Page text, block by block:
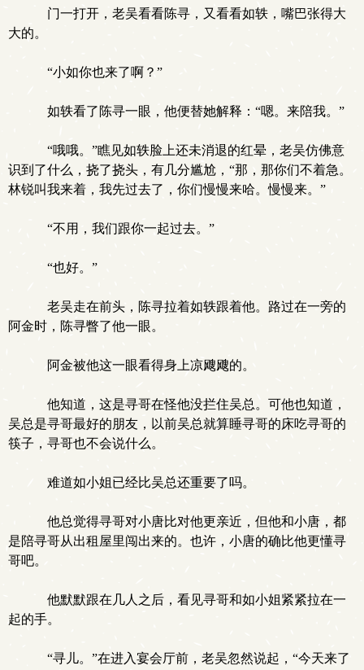
门一打开，老吴看看陈寻，又看看如轶，嘴巴张得大
大的。
“小如你也来了啊？”
如轶看了陈寻一眼，他便替她解释：“嗯。来陪我。”
“哦哦。”瞧见如轶脸上还未消退的红晕，老吴仿佛意
识到了什么，挠了挠头，有几分尴尬，“那，那你们不着急。
林锐叫我来着，我先过去了，你们慢慢来哈。慢慢来。”
“不用，我们跟你一起过去。”
“也好。”
老吴走在前头，陈寻拉着如轶跟着他。路过在一旁的
阿金时，陈寻瞥了他一眼。
阿金被他这一眼看得身上凉飕飕的。
他知道，这是寻哥在怪他没拦住吴总。可他也知道，
吴总是寻哥最好的朋友，以前吴总就算睡寻哥的床吃寻哥的
筷子，寻哥也不会说什么。
难道如小姐已经比吴总还重要了吗。
他总觉得寻哥对小唐比对他更亲近，但他和小唐，都
是陪寻哥从出租屋里闯出来的。也许，小唐的确比他更懂寻
哥吧。
他默默跟在几人之后，看见寻哥和如小姐紧紧拉在一
起的手。
“寻儿。”在进入宴会厅前，老吴忽然说起，“今天来了